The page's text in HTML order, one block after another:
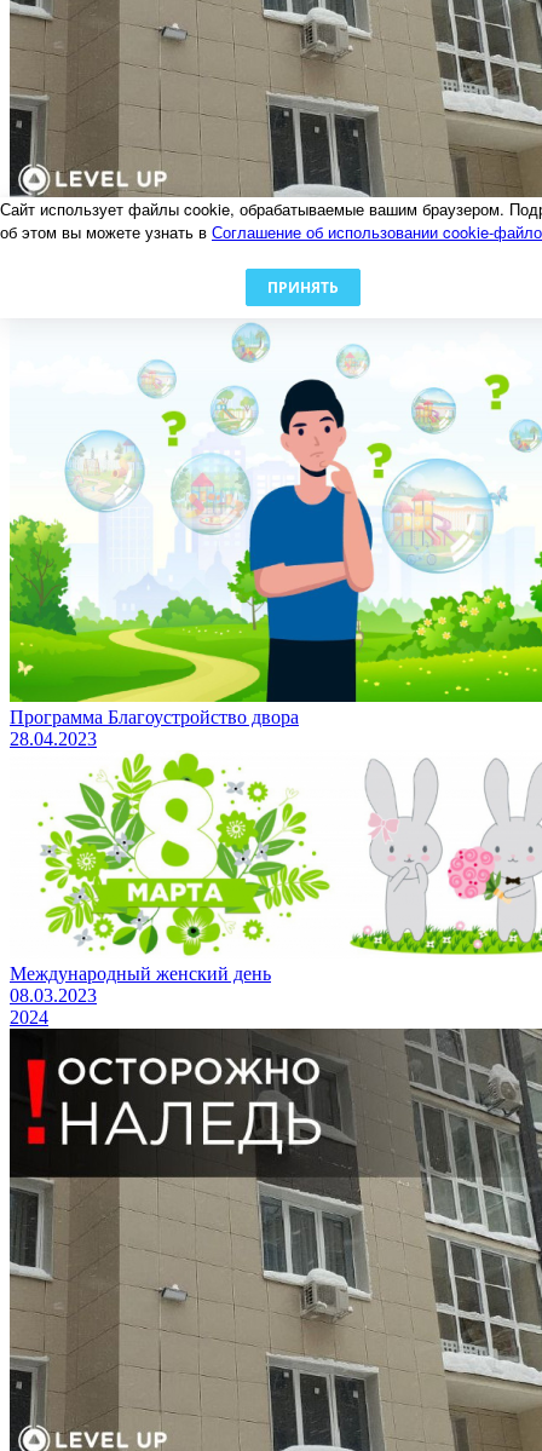
Осторожно, наледь!
06.02.2024
Программа Благоустройство двора
28.04.2023
Международный женский день
08.03.2023
2024
Сайт использует файлы cookie, обрабатываемые вашим браузером.
об этом вы можете узнать в Соглашение об использовании cookie-
ПРИНЯТЬ